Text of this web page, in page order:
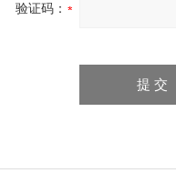
验证码：